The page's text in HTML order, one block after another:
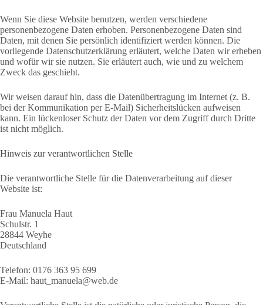
Wenn Sie diese Website benutzen, werden verschiedene
personenbezogene Daten erhoben. Personenbezogene Daten sind
Daten, mit denen Sie persönlich identifiziert werden können. Die
vorliegende Datenschutzerklärung erläutert, welche Daten wir erheben
und wofür wir sie nutzen. Sie erläutert auch, wie und zu welchem
Zweck das geschieht.
Wir weisen darauf hin, dass die Datenübertragung im Internet (z. B.
bei der Kommunikation per E-Mail) Sicherheitslücken aufweisen
kann. Ein lückenloser Schutz der Daten vor dem Zugriff durch Dritte
ist nicht möglich.
Hinweis zur verantwortlichen Stelle
Die verantwortliche Stelle für die Datenverarbeitung auf dieser
Website ist:
Frau Manuela Haut
Schulstr. 1
28844 Weyhe
Deutschland
Telefon: 0176 363 95 699
E-Mail: haut_manuela@web.de